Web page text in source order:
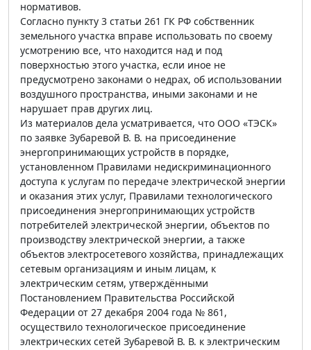
нормативов.
Согласно пункту 3 статьи 261 ГК РФ собственник
земельного участка вправе использовать по своему
усмотрению все, что находится над и под
поверхностью этого участка, если иное не
предусмотрено законами о недрах, об использовании
воздушного пространства, иными законами и не
нарушает прав других лиц.
Из материалов дела усматривается, что ООО «ТЭСК»
по заявке Зубаревой В. В. на присоединение
энергопринимающих устройств в порядке,
установленном Правилами недискриминационного
доступа к услугам по передаче электрической энергии
и оказания этих услуг, Правилами технологического
присоединения энергопринимающих устройств
потребителей электрической энергии, объектов по
производству электрической энергии, а также
объектов электросетевого хозяйства, принадлежащих
сетевым организациям и иным лицам, к
электрическим сетям, утверждёнными
Постановлением Правительства Российской
Федерации от 27 декабря 2004 года № 861,
осуществило технологическое присоединение
электрических сетей Зубаревой В. В. к электрическим